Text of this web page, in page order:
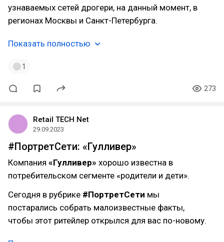
узнаваемых сетей дрогери, на данный момент, в
регионах Москвы и Санкт-Петербурга.
Показать полностью
1
273
Retail TECH Net
29.09.2023
#ПортретСети: «Гулливер»
Компания «Гулливер» хорошо известна в
потребительском сегменте «родители и дети».
Сегодня в рубрике #ПортретСети мы
постарались собрать малоизвестные факты,
чтобы этот ритейлер открылся для вас по-новому.